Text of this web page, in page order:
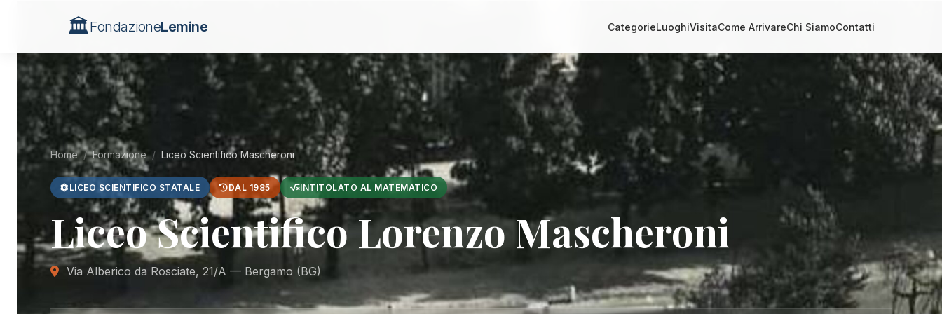
🏛️FondazioneLemine CategorieLuoghiVisitaCome ArrivareChi SiamoContatti
Home / Formazione / Liceo Scientifico Mascheroni
LICEO SCIENTIFICO STATALE DAL 1985 INTITOLATO AL MATEMATICO
Liceo Scientifico Lorenzo Mascheroni
Via Alberico da Rosciate, 21/A — Bergamo (BG)